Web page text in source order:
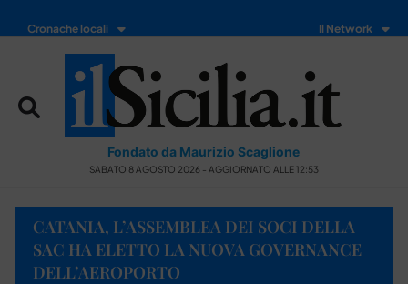
Cronache locali Il Network
Fondato da Maurizio Scaglione
SABATO 8 AGOSTO 2026 - AGGIORNATO ALLE 12:53
CATANIA, L’ASSEMBLEA DEI SOCI DELLA
SAC HA ELETTO LA NUOVA GOVERNANCE
DELL’AEROPORTO